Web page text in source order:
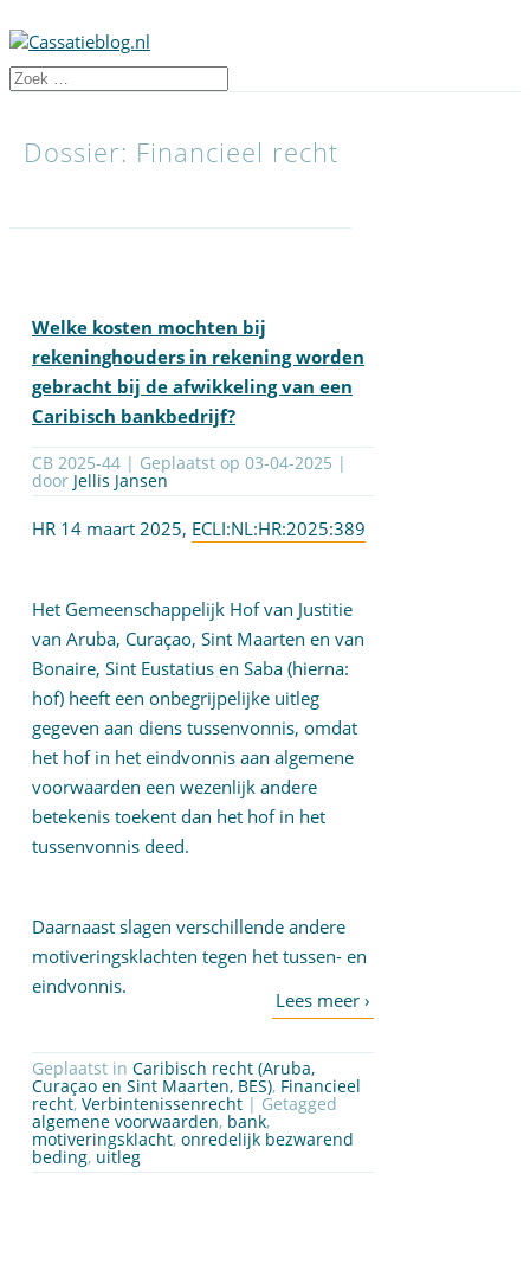
Dossier: Financieel recht
Welke kosten mochten bij
rekeninghouders in rekening worden
gebracht bij de afwikkeling van een
Caribisch bankbedrijf?
CB 2025-44 | Geplaatst op 03-04-2025 |
door Jellis Jansen
HR 14 maart 2025, ECLI:NL:HR:2025:389
Het Gemeenschappelijk Hof van Justitie
van Aruba, Curaçao, Sint Maarten en van
Bonaire, Sint Eustatius en Saba (hierna:
hof) heeft een onbegrijpelijke uitleg
gegeven aan diens tussenvonnis, omdat
het hof in het eindvonnis aan algemene
voorwaarden een wezenlijk andere
betekenis toekent dan het hof in het
tussenvonnis deed.
Daarnaast slagen verschillende andere
motiveringsklachten tegen het tussen- en
eindvonnis.
Geplaatst in Caribisch recht (Aruba,
Curaçao en Sint Maarten, BES), Financieel
recht, Verbintenissenrecht | Getagged
algemene voorwaarden, bank,
motiveringsklacht, onredelijk bezwarend
beding, uitleg